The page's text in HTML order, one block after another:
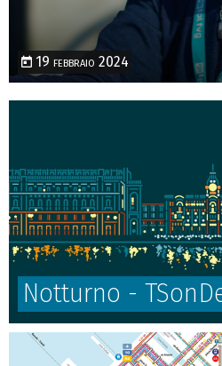
19 febbraio 2024
Notturno -